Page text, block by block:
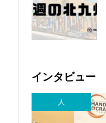
インタビュー
人